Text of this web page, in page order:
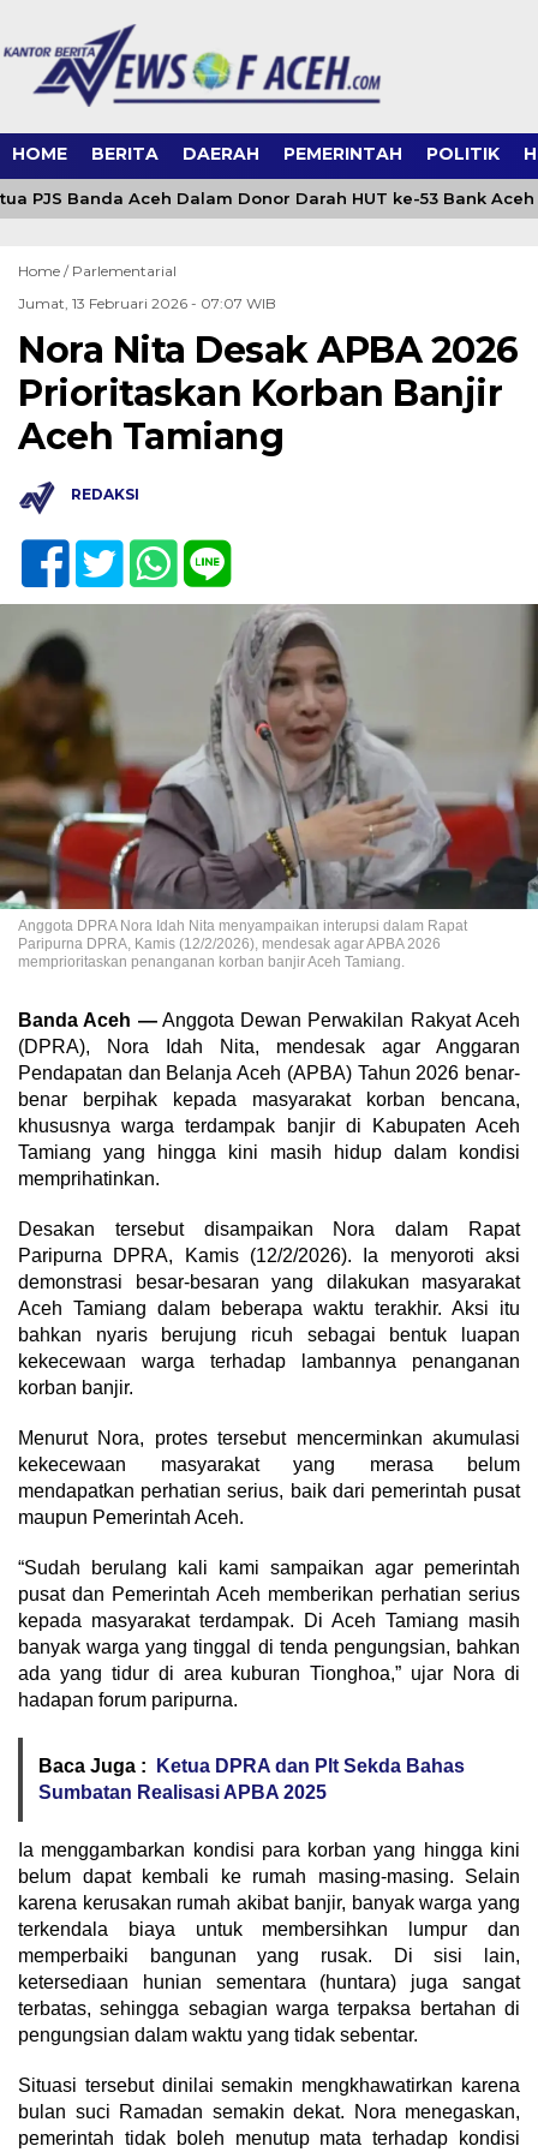
HOME BERITA DAERAH PEMERINTAH POLITIK
PJS Banda Aceh Dalam Donor Darah HUT ke-53 Bank Aceh
Home / Parlementarial
Jumat, 13 Februari 2026 - 07:07 WIB
Nora Nita Desak APBA 2026
Prioritaskan Korban Banjir
Aceh Tamiang
REDAKSI
Anggota DPRA Nora Idah Nita menyampaikan interupsi dalam Rapat
Paripurna DPRA, Kamis (12/2/2026), mendesak agar APBA 2026
memprioritaskan penanganan korban banjir Aceh Tamiang.
Banda Aceh —Anggota Dewan Perwakilan Rakyat Aceh
(DPRA), Nora Idah Nita, mendesak agar Anggaran
Pendapatan dan Belanja Aceh (APBA) Tahun 2026 benar-
benar berpihak kepada masyarakat korban bencana,
khususnya warga terdampak banjir di Kabupaten Aceh
Tamiang yang hingga kini masih hidup dalam kondisi
memprihatinkan.
Desakan tersebut disampaikan Nora dalam Rapat
Paripurna DPRA, Kamis (12/2/2026). Ia menyoroti aksi
demonstrasi besar-besaran yang dilakukan masyarakat
Aceh Tamiang dalam beberapa waktu terakhir. Aksi itu
bahkan nyaris berujung ricuh sebagai bentuk luapan
kekecewaan warga terhadap lambannya penanganan
korban banjir.
Menurut Nora, protes tersebut mencerminkan akumulasi
kekecewaan masyarakat yang merasa belum
mendapatkan perhatian serius, baik dari pemerintah pusat
maupun Pemerintah Aceh.
“Sudah berulang kali kami sampaikan agar pemerintah
pusat dan Pemerintah Aceh memberikan perhatian serius
kepada masyarakat terdampak. Di Aceh Tamiang masih
banyak warga yang tinggal di tenda pengungsian, bahkan
ada yang tidur di area kuburan Tionghoa,” ujar Nora di
hadapan forum paripurna.
Baca Juga :
Ketua DPRA dan Plt Sekda Bahas
Sumbatan Realisasi APBA 2025
Ia menggambarkan kondisi para korban yang hingga kini
belum dapat kembali ke rumah masing-masing. Selain
karena kerusakan rumah akibat banjir, banyak warga yang
terkendala biaya untuk membersihkan lumpur dan
memperbaiki bangunan yang rusak. Di sisi lain,
ketersediaan hunian sementara (huntara) juga sangat
terbatas, sehingga sebagian warga terpaksa bertahan di
pengungsian dalam waktu yang tidak sebentar.
Situasi tersebut dinilai semakin mengkhawatirkan karena
bulan suci Ramadan semakin dekat. Nora menegaskan,
pemerintah tidak boleh menutup mata terhadap kondisi